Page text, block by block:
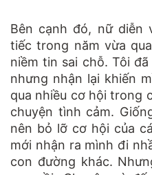
Bên cạnh đó, nữ diễn
tiếc trong năm vừa
niềm tin sai chỗ. Tôi
nhưng nhận lại khiến
qua nhiều cơ hội trong
chuyện tình cảm.
nên bỏ lỡ cơ hội của
mới nhận ra mình đi
con đường khác.